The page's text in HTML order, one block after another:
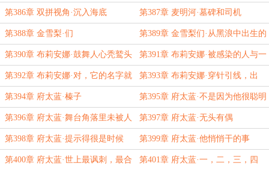
第386章 双拼视角·沉入海底 第387章 麦明河·墓碑和司机
第388章 金雪梨·们 第389章 金雪梨们·从黑浪中出生的
东西
第390章 布莉安娜·鼓舞人心秃鹫头 第391章 布莉安娜·被感染的人与一
直在等她的人
第392章 布莉安娜·对，它的名字就
叫？？？
第393章 布莉安娜·穿针引线，出
生，回家
第394章 府太蓝·榛子 第395章 府太蓝·不是因为他很聪明
第396章 府太蓝·舞台角落里未被人
看见的事
第397章 府太蓝·无头有偶
第398章 府太蓝·提示得很是时候 第399章 府太蓝·他悄悄干的事
第400章 府太蓝·世上最讽刺，最合 第401章 府太蓝·一，二，三，四